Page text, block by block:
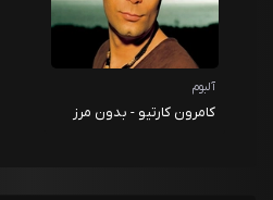
آلبوم
کامرون کارتیو - بدون مرز